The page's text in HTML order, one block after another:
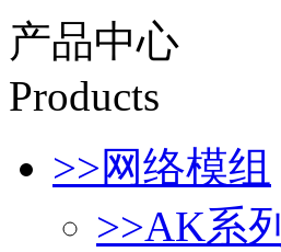
产品中心
Products
>>网络模组
>>AK系列